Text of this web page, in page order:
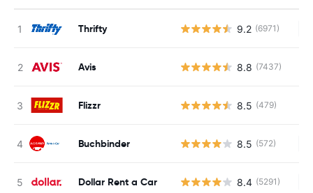
Thrifty 9.2 (6971)
Avis 8.8 (7437)
Flizzr 8.5 (479)
Buchbinder 8.5 (572)
Dollar Rent a Car 8.4 (5291)